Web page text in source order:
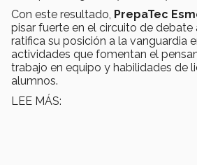
Con este resultado, PrepaTec
pisar fuerte en el circuito de
ratifica su posición a la vanguardia
actividades que fomentan el
trabajo en equipo y habilidades de
alumnos.
LEE MÁS: